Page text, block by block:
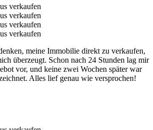
meine Immobilie direkt zu verkaufen,
überzeugt. Schon nach 24 Stunden lag mir
vor, und keine zwei Wochen später war
Alles lief genau wie versprochen!